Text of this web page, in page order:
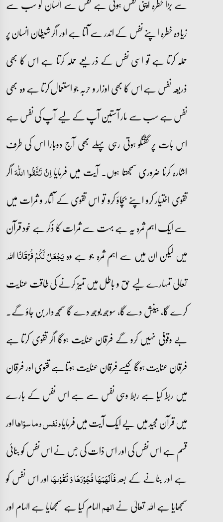
زیادہ خطرہ اپنے نفس کے اندر سے آتا ہے اور اگر شیطان انسان پر
حملہ کرتا ہے تو اسی نفس کے ذریعے حملہ کرتا ہے اس کا بھی
ذریعہ نفس ہے اس کا بھی اوزار و حربہ جو استعمال کرتا ہے وہ بھی
نفس ہے سب سے مار آستین آپ کے لیے آپ کی نفس ہے
اس بات پر گفتگو ہوتی رہی پہلے بھی آج دوبارا اس کی طرف
اشارہ کرنا ضروری سمجھتا ہوں۔ آیت میں فرمایااِنۡ تَتَّقُوا اللّٰہَاگر
تقوی اختیار کرو اپنے بچاؤ کرو تو اس تقوی کے آثار و ثمرات میں
سے ایک اہم ثمرہ یہ ہے بہت سے ثمرات کا ذکر ہے خود قرآن
میں لیکن ان میں سے اہم ثمرہ جو ہے وہیَجۡعَلۡ لَّکُمۡ فُرۡقَانًااللہ
تعالی تمہارے لیے حق و باطل میں تمیز کرنے کی طاقت عنایت
کرے گا، بینش دے گا، سوجھ بوجھ دے گا سمجھ دار بن جاؤ گے۔
بے وقوفی نہیں کرو گے فرقان عنایت ہوگا اگر تقوی کرتا ہے
فرقان عنایت ہوگا کیسے فرقان عنایت ہوتا ہے تقوی اور فرقان
میں ربط کیا ہے ربط وہی نفس سے ہے اس نفس کے بارے
میں قرآن مجید میں یے ایک آیت میں فرمایاونفس وما سوّاھااور
قسم ہے اس نفس کی اور اس ذات کی جس نے اس نفس کو بنائی
ہے اور بنانے کے بعدفَاَلۡہَمَہَا فُجُوۡرَہَا وَ تَقۡوٰىہَااور اس نفس کو
سمجھایا ہے اللہ تعالیٰ نےالھمالہام کیا ہے سمجھایا ہے الہام اور